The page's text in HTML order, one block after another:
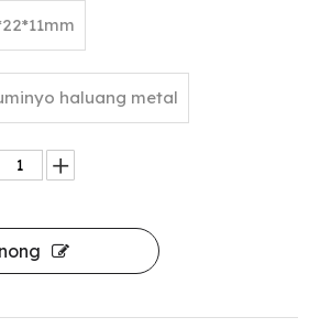
haluang metal